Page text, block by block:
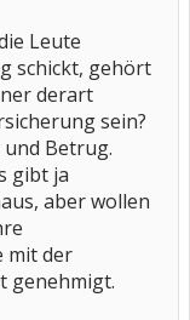
Leute
schickt, gehört
derart
sein?
und Betrug.
gibt ja
aber wollen
mit der
genehmigt.